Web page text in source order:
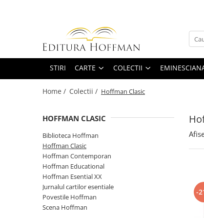
Bibliografie scolara
Carti pentru copii
Proza scurta
Satira, umor
Biblioteca Hoffman
Hoffman Clasic
Povestile Hoffman
Scena Hoffman
STIRI CARTE COLECTII
Home / Colectii / Hoffman Clasic
HOFFMAN CLASIC
Biblioteca Hoffman
Hoffman Clasic
Hoffman Contemporan
Hoffman Educational
Hoffman Esential XX
Jurnalul cartilor esentiale
Povestile Hoffman
Scena Hoffman
-